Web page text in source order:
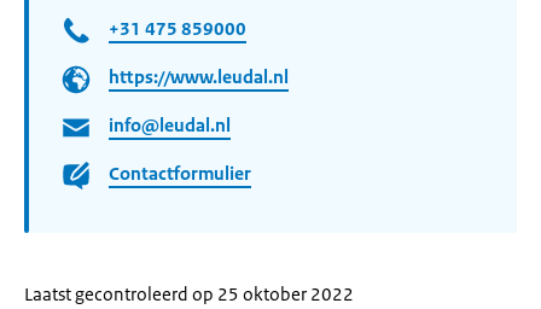
+31 475 859000
https://www.leudal.nl
info@leudal.nl
Contactformulier
Laatst gecontroleerd op 25 oktober 2022